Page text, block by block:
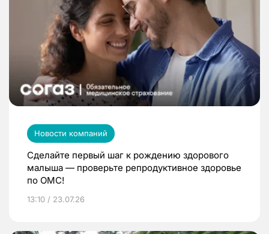
Новости компаний
Сделайте первый шаг к рождению здорового
малыша — проверьте репродуктивное здоровье
по ОМС!
13:10 / 23.07.26